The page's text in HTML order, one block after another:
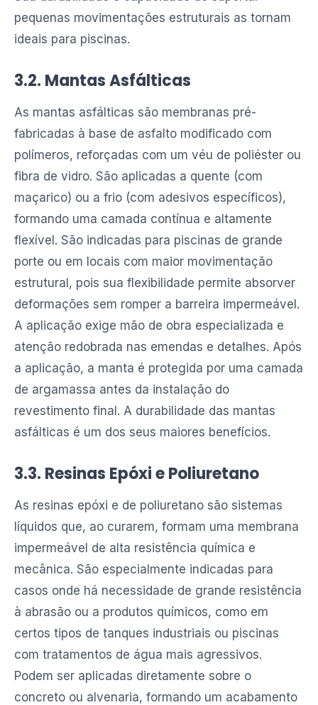
pequenas movimentações estruturais as tornam
ideais para piscinas.
3.2. Mantas Asfálticas
As mantas asfálticas são membranas pré-
fabricadas à base de asfalto modificado com
polímeros, reforçadas com um véu de poliéster ou
fibra de vidro. São aplicadas a quente (com
maçarico) ou a frio (com adesivos específicos),
formando uma camada contínua e altamente
flexível. São indicadas para piscinas de grande
porte ou em locais com maior movimentação
estrutural, pois sua flexibilidade permite absorver
deformações sem romper a barreira impermeável.
A aplicação exige mão de obra especializada e
atenção redobrada nas emendas e detalhes. Após
a aplicação, a manta é protegida por uma camada
de argamassa antes da instalação do
revestimento final. A durabilidade das mantas
asfálticas é um dos seus maiores benefícios.
3.3. Resinas Epóxi e Poliuretano
As resinas epóxi e de poliuretano são sistemas
líquidos que, ao curarem, formam uma membrana
impermeável de alta resistência química e
mecânica. São especialmente indicadas para
casos onde há necessidade de grande resistência
à abrasão ou a produtos químicos, como em
certos tipos de tanques industriais ou piscinas
com tratamentos de água mais agressivos.
Podem ser aplicadas diretamente sobre o
concreto ou alvenaria, formando um acabamento